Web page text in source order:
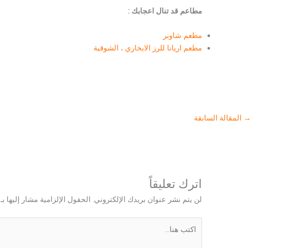
مطاعم قد تنال اعجابك :
مطعم شاوبر
مطعم اريانا للرز الابخاري ، الشوقية
→ المقالة السابقة
اترك تعليقاً
لن يتم نشر عنوان بريدك الإلكتروني. الحقول الإلزامية مشار إليها بـ